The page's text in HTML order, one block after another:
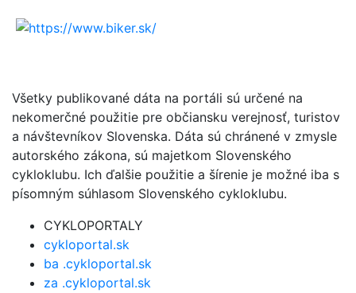
Všetky publikované dáta na portáli sú určené na
nekomerčné použitie pre občiansku verejnosť, turistov
a návštevníkov Slovenska. Dáta sú chránené v zmysle
autorského zákona, sú majetkom Slovenského
cykloklubu. Ich ďalšie použitie a šírenie je možné iba s
písomným súhlasom Slovenského cykloklubu.
CYKLOPORTALY
cykloportal.sk
ba .cykloportal.sk
za .cykloportal.sk